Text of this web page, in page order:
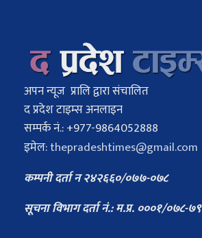
अपन न्यूज प्रालि द्वारा संचालित
द प्रदेश टाइम्स अनलाइन
सम्पर्क नं.: +977-9864052888
इमेल:thepradeshtimes@gmail.com
कम्पनी दर्ता न २४२६६०/०७७-०७८
सूचना विभाग दर्ता नं.: म.प्र. ०००१/०७८-७९